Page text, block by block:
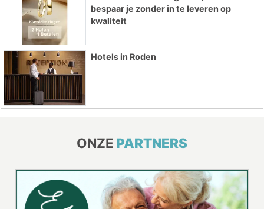
bespaar je zonder in te leveren op
kwaliteit
Hotels in Roden
ONZE PARTNERS